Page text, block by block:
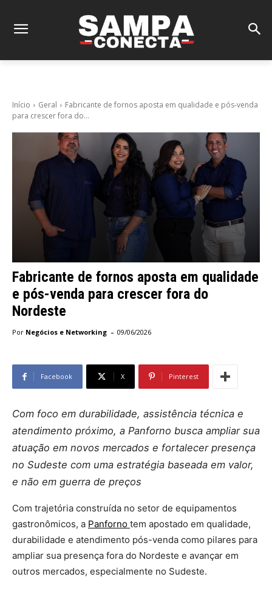
Início Geral
Fabricante de fornos aposta em qualidade e pós-venda
para crescer fora do...
Fabricante de fornos aposta em qualidade
e pós-venda para crescer fora do
Nordeste
Por Negócios e Networking - 09/06/2026
Facebook X Pinterest
Com foco em durabilidade, assistência técnica e
atendimento próximo, a Panforno busca ampliar sua
atuação em novos mercados e fortalecer presença
no Sudeste com uma estratégia baseada em valor,
e não em guerra de preços
Com trajetória construída no setor de equipamentos
gastronômicos, a Panforno tem apostado em qualidade,
durabilidade e atendimento pós-venda como pilares para
ampliar sua presença fora do Nordeste e avançar em
outros mercados, especialmente no Sudeste.